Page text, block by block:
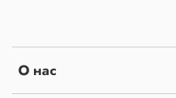
О нас